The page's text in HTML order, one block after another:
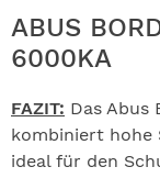
ABUS
6000KA
FAZIT: Das Abus
kombiniert hohe
ideal für den